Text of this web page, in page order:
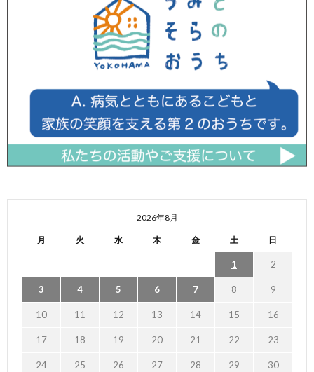
2026年8月
月 火 水 木 金 土 日
1 2
3 4 5 6 7 8 9
10 11 12 13 14 15 16
17 18 19 20 21 22 23
24 25 26 27 28 29 30